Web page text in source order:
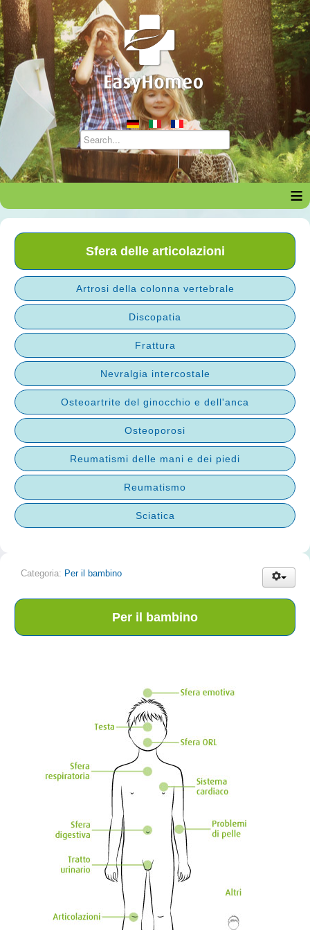
≡
Sfera delle articolazioni
Artrosi della colonna vertebrale
Discopatia
Frattura
Nevralgia intercostale
Osteoartrite del ginocchio e dell'anca
Osteoporosi
Reumatismi delle mani e dei piedi
Reumatismo
Sciatica
Categoria: Per il bambino
Per il bambino